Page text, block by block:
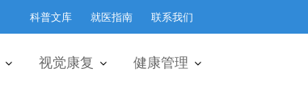
科普文库 就医指南 联系我们
视觉康复 健康管理